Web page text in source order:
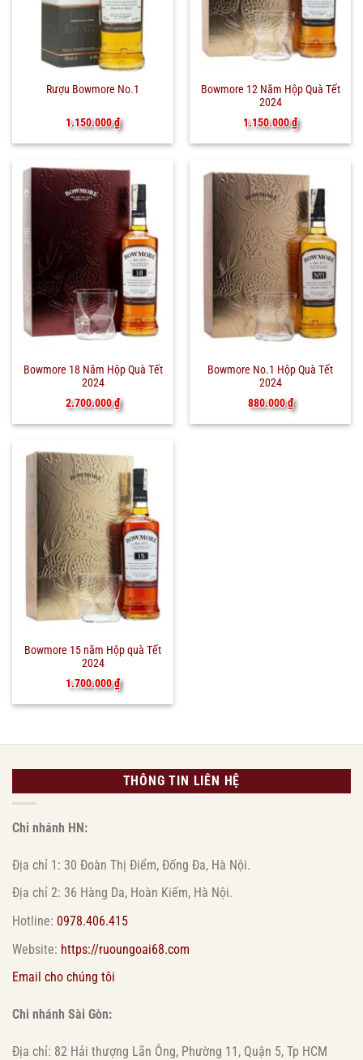
Rượu Bowmore No.1
1.150.000₫
Bowmore 12 Năm Hộp Quà Tết
2024
1.150.000₫
Bowmore 18 Năm Hộp Quà Tết
2024
2.700.000₫
Bowmore No.1 Hộp Quà Tết
2024
880.000₫
Bowmore 15 năm Hộp quà Tết
2024
1.700.000₫
THÔNG TIN LIÊN HỆ
Chi nhánh HN:
Địa chỉ 1: 30 Đoàn Thị Điểm, Đống Đa, Hà Nội.
Địa chỉ 2: 36 Hàng Da, Hoàn Kiếm, Hà Nội.
Hotline: 0978.406.415
Website: https://ruoungoai68.com
Email cho chúng tôi
Chi nhánh Sài Gòn:
Địa chỉ: 82 Hải thượng Lãn Ông, Phường 11, Quận 5, Tp HCM